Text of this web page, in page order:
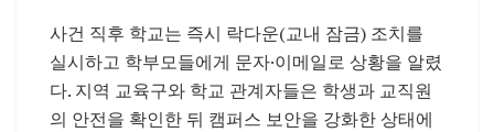
사건 직후 학교는 즉시 락다운(교내 잠금) 조치를
실시하고 학부모들에게 문자·이메일로 상황을 알렸
다. 지역 교육구와 학교 관계자들은 학생과 교직원
의 안전을 확인한 뒤 캠퍼스 보안을 강화한 상태에